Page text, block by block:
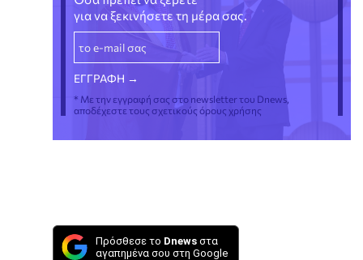
για να ξεκινήσετε τη μέρα σας.
* Με την εγγραφή σας στο newsletter του Dnews,
αποδέχεστε τους σχετικούς όρους χρήσης
Πρόσθεσε το Dnews στα
αγαπημένα σου στη Google